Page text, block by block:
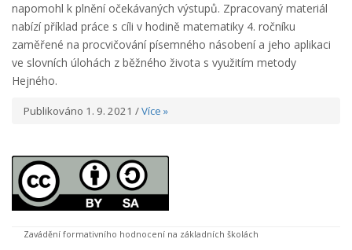
napomohl k plnění očekávaných výstupů. Zpracovaný materiál
nabízí příklad práce s cíli v hodině matematiky 4. ročníku
zaměřené na procvičování písemného násobení a jeho aplikaci
ve slovních úlohách z běžného života s využitím metody
Hejného.
Publikováno 1. 9. 2021 /Více »
Zavádění formativního hodnocení na základních školách